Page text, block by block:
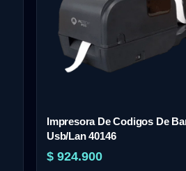
Impresora De Codigos De
Usb/Lan 40146
$ 924.900